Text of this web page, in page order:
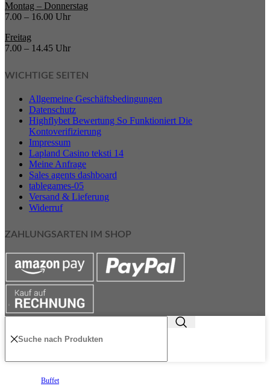
Montag – Donnerstag
7.00 – 16.00 Uhr
Freitag
7.00 – 14.45 Uhr
WICHTIGE SEITEN
Allgemeine Geschäftsbedingungen
Datenschutz
Highflybet Bewertung So Funktioniert Die
Kontoverifizierung
Impressum
Lapland Casino teksti 14
Meine Anfrage
Sales agents dashboard
tablegames-05
Versand & Lieferung
Widerruf
ZAHLUNGSARTEN IM SHOP
Buffet